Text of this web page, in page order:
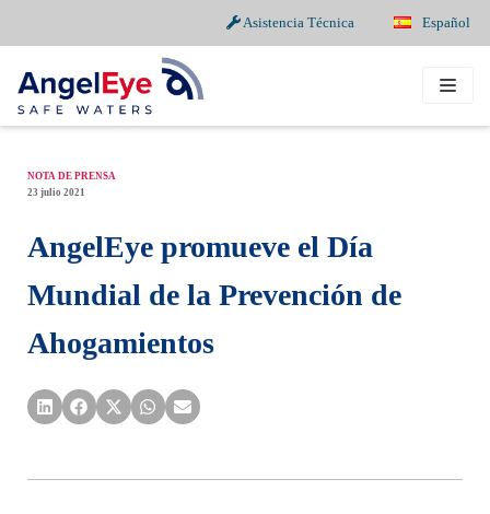
Asistencia Técnica Español
al
contenido
NOTA DE PRENSA
23 julio 2021
AngelEye promueve el Día
Mundial de la Prevención de
Ahogamientos